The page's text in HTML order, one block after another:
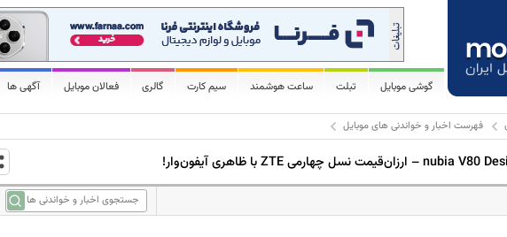
گوشی موبایل تبلت ساعت هوشمند سیم کارت گالری فعالان موبایل آگهی ها
فهرست اخبار و خواندنی های موبایل